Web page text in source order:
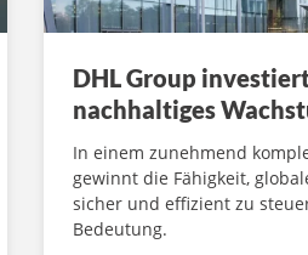
DHL Group
nachhaltiges
In einem zunehmend
gewinnt die Fähigkeit,
sicher und effizient zu
Bedeutung.